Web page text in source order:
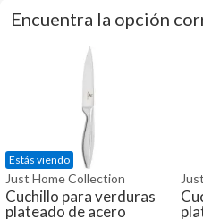
Encuentra la opción
Estás viendo
Just Home Collection
Cuchillo para verduras
plateado de acero